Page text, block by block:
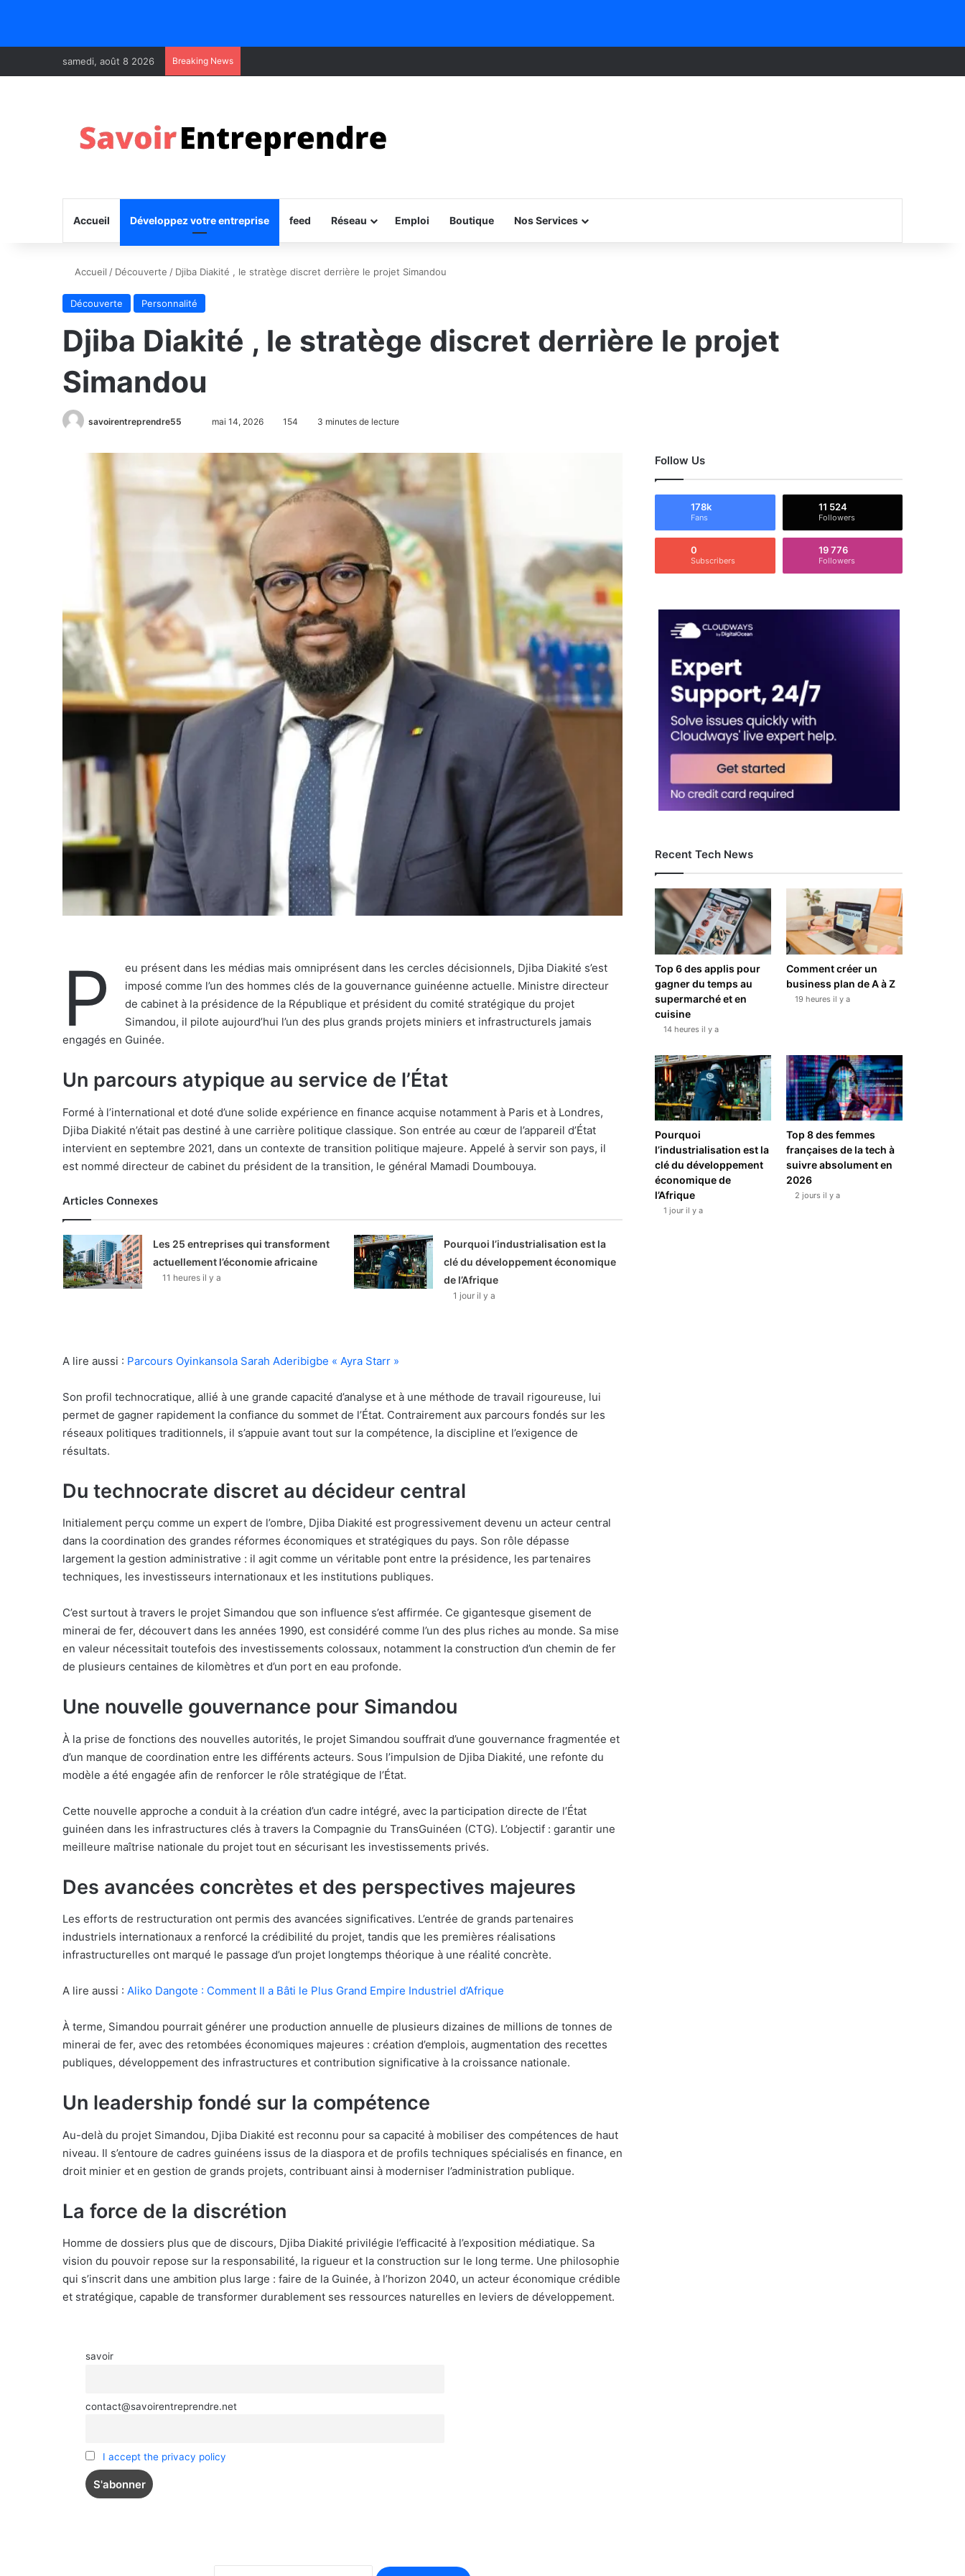
samedi, août 8 2026 Breaking News
Accueil Développez votre entreprise feed Réseau Emploi Boutique Nos Services
Accueil / Découverte / Djiba Diakité , le stratège discret derrière le projet Simandou
Découverte Personnalité
Djiba Diakité , le stratège discret derrière le projet
Simandou
savoirentreprendre55 mai 14, 2026 154 3 minutes de lecture
P
eu présent dans les médias mais omniprésent dans les cercles décisionnels, Djiba Diakité s’est
imposé comme l’un des hommes clés de la gouvernance guinéenne actuelle. Ministre directeur
de cabinet à la présidence de la République et président du comité stratégique du projet
Simandou, il pilote aujourd’hui l’un des plus grands projets miniers et infrastructurels jamais
engagés en Guinée.
Un parcours atypique au service de l’État
Formé à l’international et doté d’une solide expérience en finance acquise notamment à Paris et à Londres,
Djiba Diakité n’était pas destiné à une carrière politique classique. Son entrée au cœur de l’appareil d’État
intervient en septembre 2021, dans un contexte de transition politique majeure. Appelé à servir son pays, il
est nommé directeur de cabinet du président de la transition, le général Mamadi Doumbouya.
Articles Connexes
Les 25 entreprises qui transforment
actuellement l’économie africaine
11 heures il y a
Pourquoi l’industrialisation est la
clé du développement économique
de l’Afrique
1 jour il y a
A lire aussi : Parcours Oyinkansola Sarah Aderibigbe « Ayra Starr »
Son profil technocratique, allié à une grande capacité d’analyse et à une méthode de travail rigoureuse, lui
permet de gagner rapidement la confiance du sommet de l’État. Contrairement aux parcours fondés sur les
réseaux politiques traditionnels, il s’appuie avant tout sur la compétence, la discipline et l’exigence de
résultats.
Du technocrate discret au décideur central
Initialement perçu comme un expert de l’ombre, Djiba Diakité est progressivement devenu un acteur central
dans la coordination des grandes réformes économiques et stratégiques du pays. Son rôle dépasse
largement la gestion administrative : il agit comme un véritable pont entre la présidence, les partenaires
techniques, les investisseurs internationaux et les institutions publiques.
C’est surtout à travers le projet Simandou que son influence s’est affirmée. Ce gigantesque gisement de
minerai de fer, découvert dans les années 1990, est considéré comme l’un des plus riches au monde. Sa mise
en valeur nécessitait toutefois des investissements colossaux, notamment la construction d’un chemin de fer
de plusieurs centaines de kilomètres et d’un port en eau profonde.
Une nouvelle gouvernance pour Simandou
À la prise de fonctions des nouvelles autorités, le projet Simandou souffrait d’une gouvernance fragmentée et
d’un manque de coordination entre les différents acteurs. Sous l’impulsion de Djiba Diakité, une refonte du
modèle a été engagée afin de renforcer le rôle stratégique de l’État.
Cette nouvelle approche a conduit à la création d’un cadre intégré, avec la participation directe de l’État
guinéen dans les infrastructures clés à travers la Compagnie du TransGuinéen (CTG). L’objectif : garantir une
meilleure maîtrise nationale du projet tout en sécurisant les investissements privés.
Des avancées concrètes et des perspectives majeures
Les efforts de restructuration ont permis des avancées significatives. L’entrée de grands partenaires
industriels internationaux a renforcé la crédibilité du projet, tandis que les premières réalisations
infrastructurelles ont marqué le passage d’un projet longtemps théorique à une réalité concrète.
A lire aussi : Aliko Dangote : Comment Il a Bâti le Plus Grand Empire Industriel d’Afrique
À terme, Simandou pourrait générer une production annuelle de plusieurs dizaines de millions de tonnes de
minerai de fer, avec des retombées économiques majeures : création d’emplois, augmentation des recettes
publiques, développement des infrastructures et contribution significative à la croissance nationale.
Un leadership fondé sur la compétence
Au-delà du projet Simandou, Djiba Diakité est reconnu pour sa capacité à mobiliser des compétences de haut
niveau. Il s’entoure de cadres guinéens issus de la diaspora et de profils techniques spécialisés en finance, en
droit minier et en gestion de grands projets, contribuant ainsi à moderniser l’administration publique.
La force de la discrétion
Homme de dossiers plus que de discours, Djiba Diakité privilégie l’efficacité à l’exposition médiatique. Sa
vision du pouvoir repose sur la responsabilité, la rigueur et la construction sur le long terme. Une philosophie
qui s’inscrit dans une ambition plus large : faire de la Guinée, à l’horizon 2040, un acteur économique crédible
et stratégique, capable de transformer durablement ses ressources naturelles en leviers de développement.
savoir
contact@savoirentreprendre.net
I accept the privacy policy
Follow Us
178k
Fans
11 524
Followers
0
Subscribers
19 776
Followers
Recent Tech News
Top 6 des applis pour
gagner du temps au
supermarché et en
cuisine
14 heures il y a
Comment créer un
business plan de A à Z
19 heures il y a
Pourquoi
l’industrialisation est la
clé du développement
économique de
l’Afrique
1 jour il y a
Top 8 des femmes
françaises de la tech à
suivre absolument en
2026
2 jours il y a